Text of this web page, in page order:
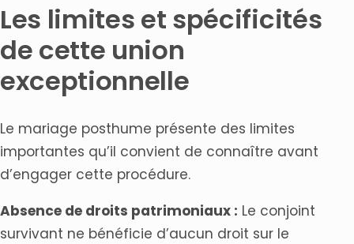
Les limites et spécificités
de cette union
exceptionnelle
Le mariage posthume présente des limites
importantes qu’il convient de connaître avant
d’engager cette procédure.
Absence de droits patrimoniaux : Le conjoint
survivant ne bénéficie d’aucun droit sur le